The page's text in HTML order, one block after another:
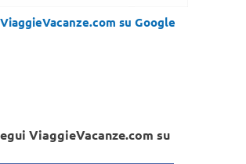
su Google
ViaggieVacanze.com su